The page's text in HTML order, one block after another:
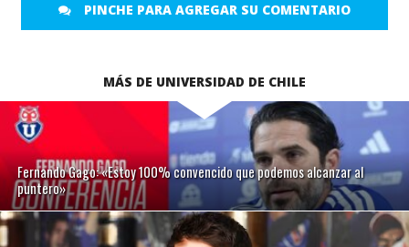
PINCHE PARA AGREGAR SU COMENTARIO
MÁS DE UNIVERSIDAD DE CHILE
Fernando Gago: «Estoy 100% convencido que podemos alcanzar al
puntero»